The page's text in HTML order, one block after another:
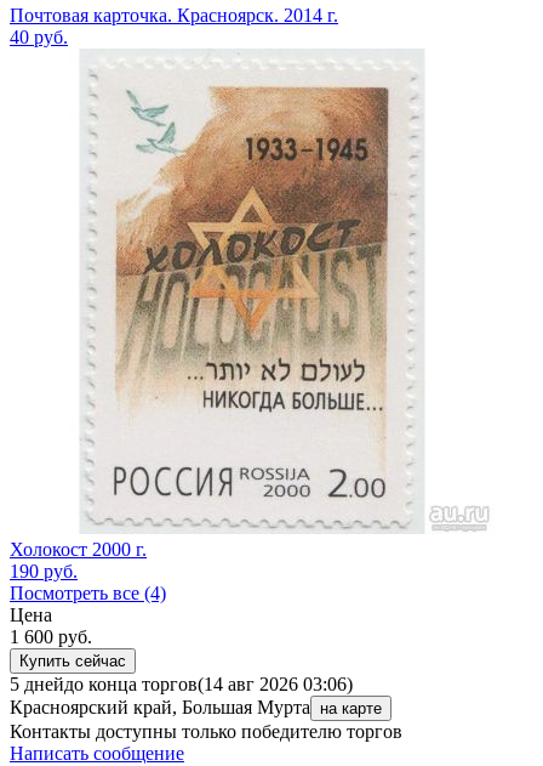
Почтовая карточка. Красноярск. 2014 г.
40 руб.
Холокост 2000 г.
190 руб.
Посмотреть все (4)
Цена
1 600 руб.
Купить сейчас
5 днейдо конца торгов(14 авг 2026 03:06)
Красноярский край, Большая Мурта
на карте
Контакты доступны только победителю торгов
Написать сообщение